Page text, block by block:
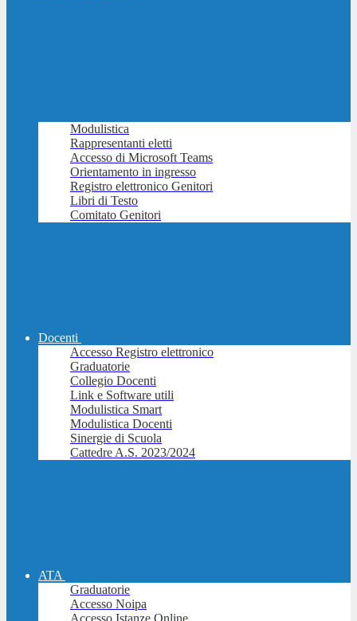
Modulistica
Rappresentanti eletti
Accesso di Microsoft Teams
Orientamento in ingresso
Registro elettronico Genitori
Libri di Testo
Comitato Genitori
Docenti
Accesso Registro elettronico
Graduatorie
Collegio Docenti
Link e Software utili
Modulistica Smart
Modulistica Docenti
Sinergie di Scuola
Cattedre A.S. 2023/2024
ATA
Graduatorie
Accesso Noipa